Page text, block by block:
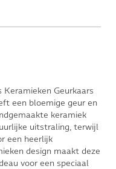
Geurkaars
een bloemige geur en
keramiek
uitstraling, terwijl
een heerlijk
design maakt deze
voor een speciaal